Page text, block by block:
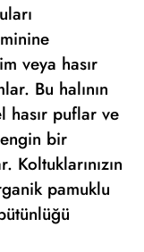
veya hasır
Bu halının
hasır puflar ve
bir
Koltuklarınızın
pamuklu